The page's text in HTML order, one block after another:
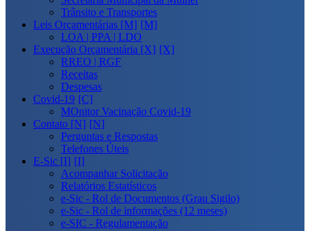
Trânsito e Transportes
Leis Orçamentárias [M]
LOA | PPA | LDO
Execução Orçamentária [X]
RREO | RGF
Receitas
Despesas
Covid-19
MOnitor Vacinação Covid-19
Contato [N]
Perguntas e Respostas
Telefones Úteis
E-Sic [I]
Acompanhar Solicitação
Relatórios Estatísticos
e-Sic - Rol de Documentos (Grau Sigilo)
e-Sic - Rol de informações (12 meses)
e-SIC - Regulamentação